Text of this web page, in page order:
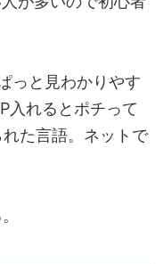
っと見わかりやす
入れるとポチって
た言語。ネットで